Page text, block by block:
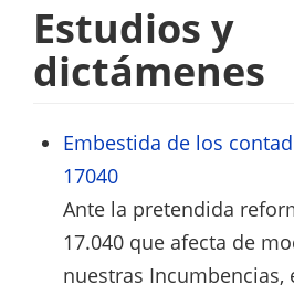
Incumbencias
Estudios y
dictámenes
Embestida de los
17040
Ante la pretendida
17.040 que afecta de
nuestras Incumbencias,